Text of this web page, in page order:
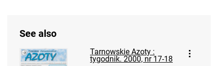
Tarnowie. 1988
Azotowych im. Feliksa Dzierżyńskiego w
See also
Tarnowskie Azoty :
tygodnik. 2000, nr 17-18